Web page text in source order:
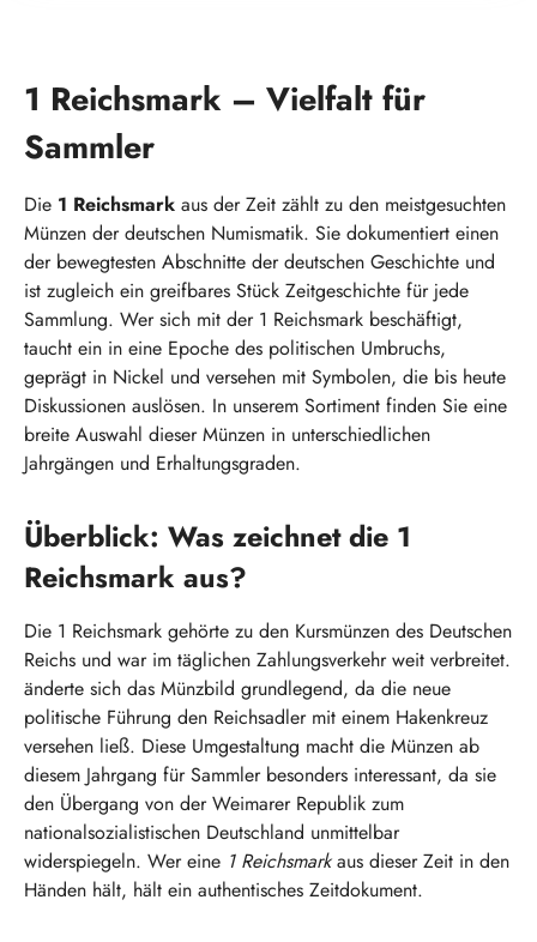
1 Reichsmark – Vielfalt für
Sammler
Die 1 Reichsmark aus der Zeit zählt zu den meistgesuchten
Münzen der deutschen Numismatik. Sie dokumentiert einen
der bewegtesten Abschnitte der deutschen Geschichte und
ist zugleich ein greifbares Stück Zeitgeschichte für jede
Sammlung. Wer sich mit der 1 Reichsmark beschäftigt,
taucht ein in eine Epoche des politischen Umbruchs,
geprägt in Nickel und versehen mit Symbolen, die bis heute
Diskussionen auslösen. In unserem Sortiment finden Sie eine
breite Auswahl dieser Münzen in unterschiedlichen
Jahrgängen und Erhaltungsgraden.
Überblick: Was zeichnet die 1
Reichsmark aus?
Die 1 Reichsmark gehörte zu den Kursmünzen des Deutschen
Reichs und war im täglichen Zahlungsverkehr weit verbreitet.
änderte sich das Münzbild grundlegend, da die neue
politische Führung den Reichsadler mit einem Hakenkreuz
versehen ließ. Diese Umgestaltung macht die Münzen ab
diesem Jahrgang für Sammler besonders interessant, da sie
den Übergang von der Weimarer Republik zum
nationalsozialistischen Deutschland unmittelbar
widerspiegeln. Wer eine 1 Reichsmarkaus dieser Zeit in den
Händen hält, hält ein authentisches Zeitdokument.